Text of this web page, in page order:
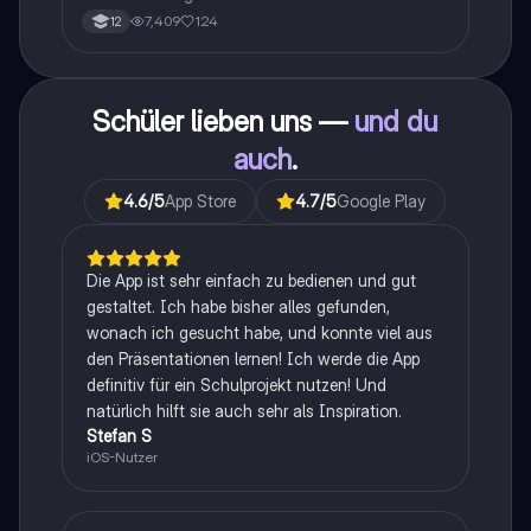
12 7,409 124
Schüler lieben uns — und du
auch.
4.6/5App Store 4.7/5Google Play
Die App ist sehr einfach zu bedienen und gut
gestaltet. Ich habe bisher alles gefunden,
wonach ich gesucht habe, und konnte viel aus
den Präsentationen lernen! Ich werde die App
definitiv für ein Schulprojekt nutzen! Und
natürlich hilft sie auch sehr als Inspiration.
Stefan S
iOS-Nutzer